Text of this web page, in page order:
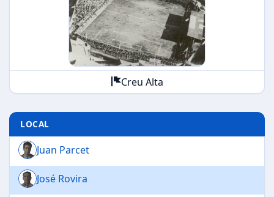
Creu Alta
LOCAL
Juan Parcet
José Rovira